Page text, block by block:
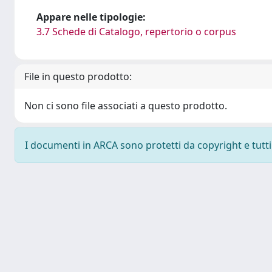
Appare nelle tipologie:
3.7 Schede di Catalogo, repertorio o corpus
File in questo prodotto:
Non ci sono file associati a questo prodotto.
I documenti in ARCA sono protetti da copyright e